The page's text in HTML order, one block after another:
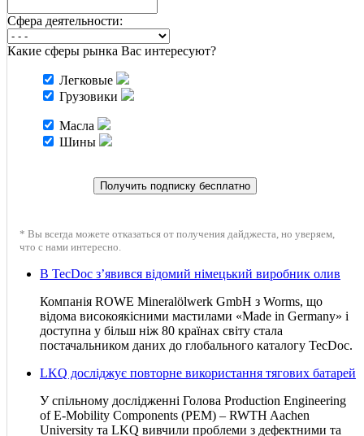
Cфера деятельности:
Какие сферы рынка Вас интересуют?
Легковые
Грузовики
Масла
Шины
* Вы всегда можете отказаться от получения дайджеста, но уверяем,
что с нами интересно.
В TecDoc з’явився відомий німецький виробник олив
Компанія ROWE Mineralölwerk GmbH з Worms, що
відома високоякісними мастилами «Made in Germany» і
доступна у більш ніж 80 країнах світу стала
постачальником даних до глобального каталогу TecDoc.
LKQ досліджує повторне використання тягових батарей
У спільному дослідженні Голова Production Engineering
of E-Mobility Components (PEM) – RWTH Aachen
University та LKQ вивчили проблеми з дефектними та